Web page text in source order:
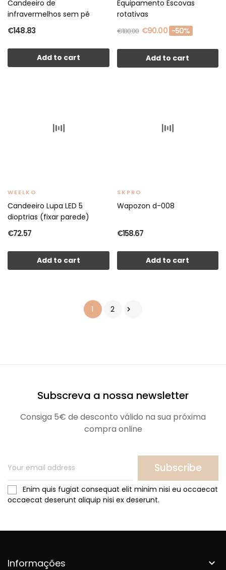
Candeeiro de
infravermelhos sem pé
€148.83
Add to cart
Equipamento Escovas
rotativas
€180.00 €90.00 -50%
Add to cart
WEELKO
Candeeiro Lupa LED 5
dioptrias (fixar parede)
€72.57
Add to cart
SKPRO
Wapozon d-008
€158.67
Add to cart
1 2 
Subscreva a nossa newsletter
Consiga 5€ de desconto válido na sua próxima
compra online
Subscribe
Enim quis fugiat consequat elit minim nisi eu occaecat
occaecat deserunt aliquip nisi ex deserunt.
Informações 